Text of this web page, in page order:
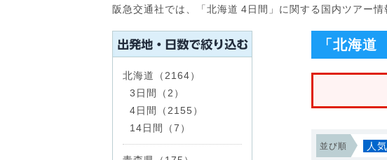
阪急交通社では、「北海道 4日間」に関する国内ツアー情
「北海
並び順 人
北海道（2164）
3日間（2）
4日間（2155）
14日間（7）